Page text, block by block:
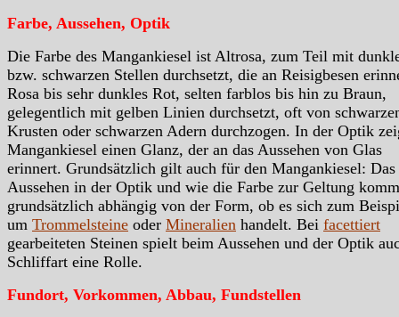
Farbe, Aussehen, Optik
Die Farbe des Mangankiesel ist Altrosa, zum Teil mit
bzw. schwarzen Stellen durchsetzt, die an Reisigbesen
Rosa bis sehr dunkles Rot, selten farblos bis hin zu Braun,
gelegentlich mit gelben Linien durchsetzt, oft von
Krusten oder schwarzen Adern durchzogen. In der Optik
Mangankiesel einen Glanz, der an das Aussehen von Glas
erinnert. Grundsätzlich gilt auch für den Mangankiesel: Das
Aussehen in der Optik und wie die Farbe zur Geltung
grundsätzlich abhängig von der Form, ob es sich zum
um Trommelsteine oder Mineralien handelt. Bei facettiert
gearbeiteten Steinen spielt beim Aussehen und der Optik
Schliffart eine Rolle.
Fundort, Vorkommen, Abbau, Fundstellen